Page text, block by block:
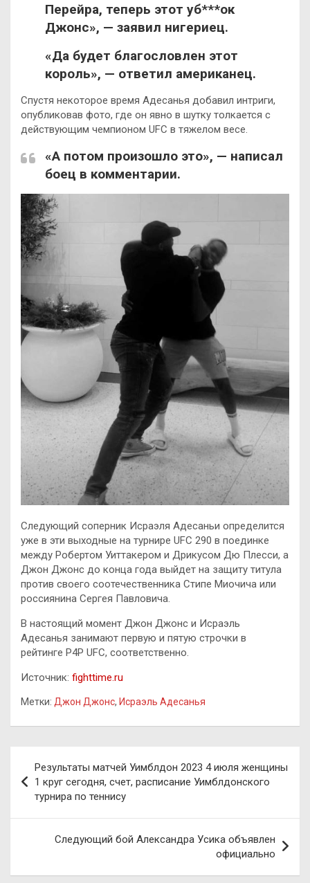
Перейра, теперь этот уб***ок
Джонс», — заявил нигериец.
«Да будет благословлен этот
король», — ответил американец.
Спустя некоторое время Адесанья добавил интриги,
опубликовав фото, где он явно в шутку толкается с
действующим чемпионом UFC в тяжелом весе.
«А потом произошло это», — написал
боец в комментарии.
Следующий соперник Исраэля Адесаньи определится
уже в эти выходные на турнире UFC 290 в поединке
между Робертом Уиттакером и Дрикусом Дю Плесси, а
Джон Джонс до конца года выйдет на защиту титула
против своего соотечественника Стипе Миочича или
россиянина Сергея Павловича.
В настоящий момент Джон Джонс и Исраэль
Адесанья занимают первую и пятую строчки в
рейтинге P4P UFC, соответственно.
Источник: fighttime.ru
Метки: Джон Джонс, Исраэль Адесанья
по
записям
Результаты матчей Уимблдон 2023 4 июля женщины
1 круг сегодня, счет, расписание Уимблдонского
турнира по теннису
Следующий бой Александра Усика объявлен
официально